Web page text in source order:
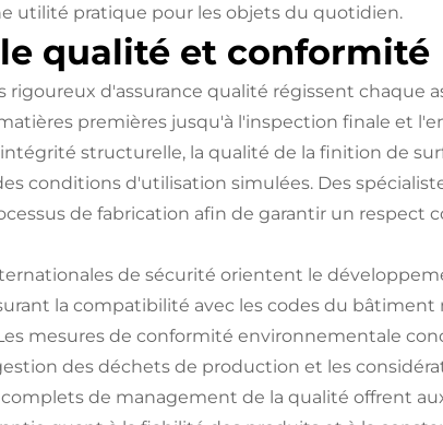
utilité pratique pour les objets du quotidien.
qualité et conformité
rigoureux d'assurance qualité régissent chaque
premières jusqu'à l'inspection finale et
structurelle, la qualité de la finition de
conditions d'utilisation simulées. Des
de fabrication afin de garantir un respect
de sécurité orientent le
la compatibilité avec les codes du
mesures de conformité environnementale
des déchets de production et les
complets de management de la qualité offrent